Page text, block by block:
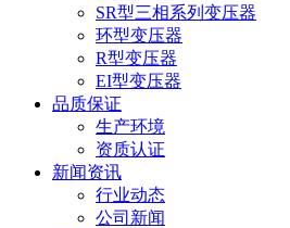
SR型三相系列变压器
环型变压器
R型变压器
EI型变压器
品质保证
生产环境
资质认证
新闻资讯
行业动态
公司新闻